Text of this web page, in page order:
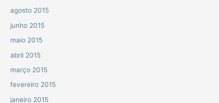
agosto 2015
junho 2015
maio 2015
abril 2015
março 2015
fevereiro 2015
janeiro 2015